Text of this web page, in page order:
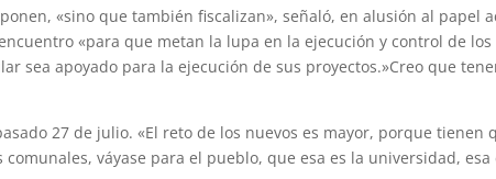
«sino que también fiscalizan», señaló, en alusión al papel
«para que metan la lupa en la ejecución y control de los
sea apoyado para la ejecución de sus proyectos.»Creo que
27 de julio. «El reto de los nuevos es mayor, porque tienen
váyase para el pueblo, que esa es la universidad, esa